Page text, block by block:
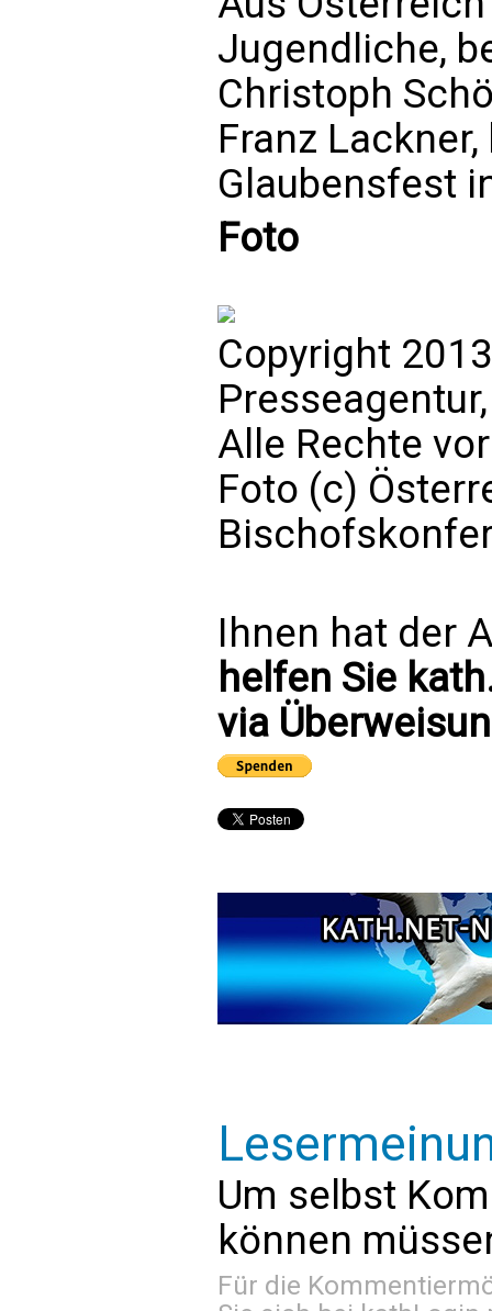
Jugendliche,
Christoph
Franz
Glaubensfest
Foto
Copyright
Alle Rechte
Foto (c)
Ihnen hat der
helfen Sie
via
Um selbst
können
Für die